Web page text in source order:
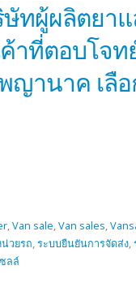
ทผู้ผลิตยา
าที่ตอบโจ
านาค เลื
,Van sale,Van sales,
วยรถ,ระบบยืนยันการจัดส่ง,
ลล์